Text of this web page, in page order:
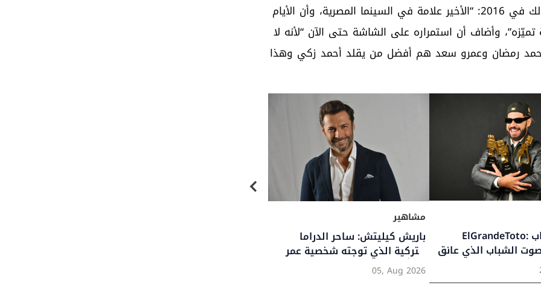
بعض النقاد بالتشبه بأحمد زكي وتقليده، وعلق على ذلك في 2016: “الأخير علامة في السينما المصرية، وأن الأيام
وأضاف أن استمراره على الشاشة حتى الآن “لأنه لا
زكي”. قال هيثم أحمد زكي في 2015: “محمد رمضان وعمرو سعد هم أفضل من يقلد أحمد زكي وهذا
مشاهير
باريش كيليتش: ساحر الدراما
التركية الذي توجته شخصية عمر
ملكاً على قلوب العرب
05, Aug 2026
ElGrandeToto: ظاهرة الراب
الشباب الذي عانق